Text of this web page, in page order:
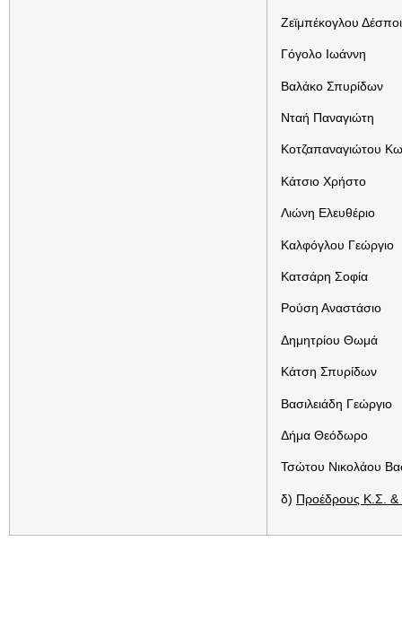
Ζεϊμπέκογλου
Γόγολο Ιωάννη
Βαλάκο Σπυρίδων
Νταή Παναγιώτη
Κοτζαπαναγιώτου
Κάτσιο Χρήστο
Λιώνη Ελευθέριο
Καλφόγλου Γεώργιο
Κατσάρη Σοφία
Ρούση Αναστάσιο
Δημητρίου Θωμά
Κάτση Σπυρίδων
Βασιλειάδη Γεώργιο
Δήμα Θεόδωρο
Τσώτου Νικολάου
δ) Προέδρους Κ.Σ. &